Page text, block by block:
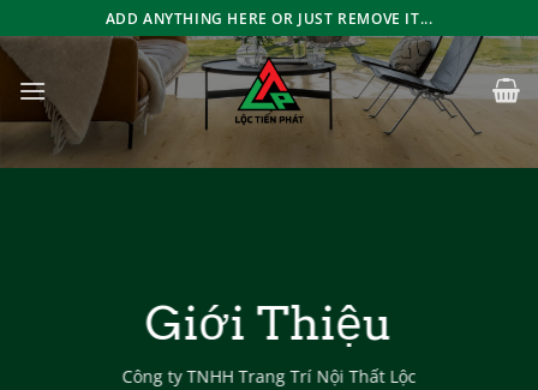
qua
nội
dung
ADD ANYTHING HERE OR JUST REMOVE IT...
Giới Thiệu
Công ty TNHH Trang Trí Nội Thất Lộc